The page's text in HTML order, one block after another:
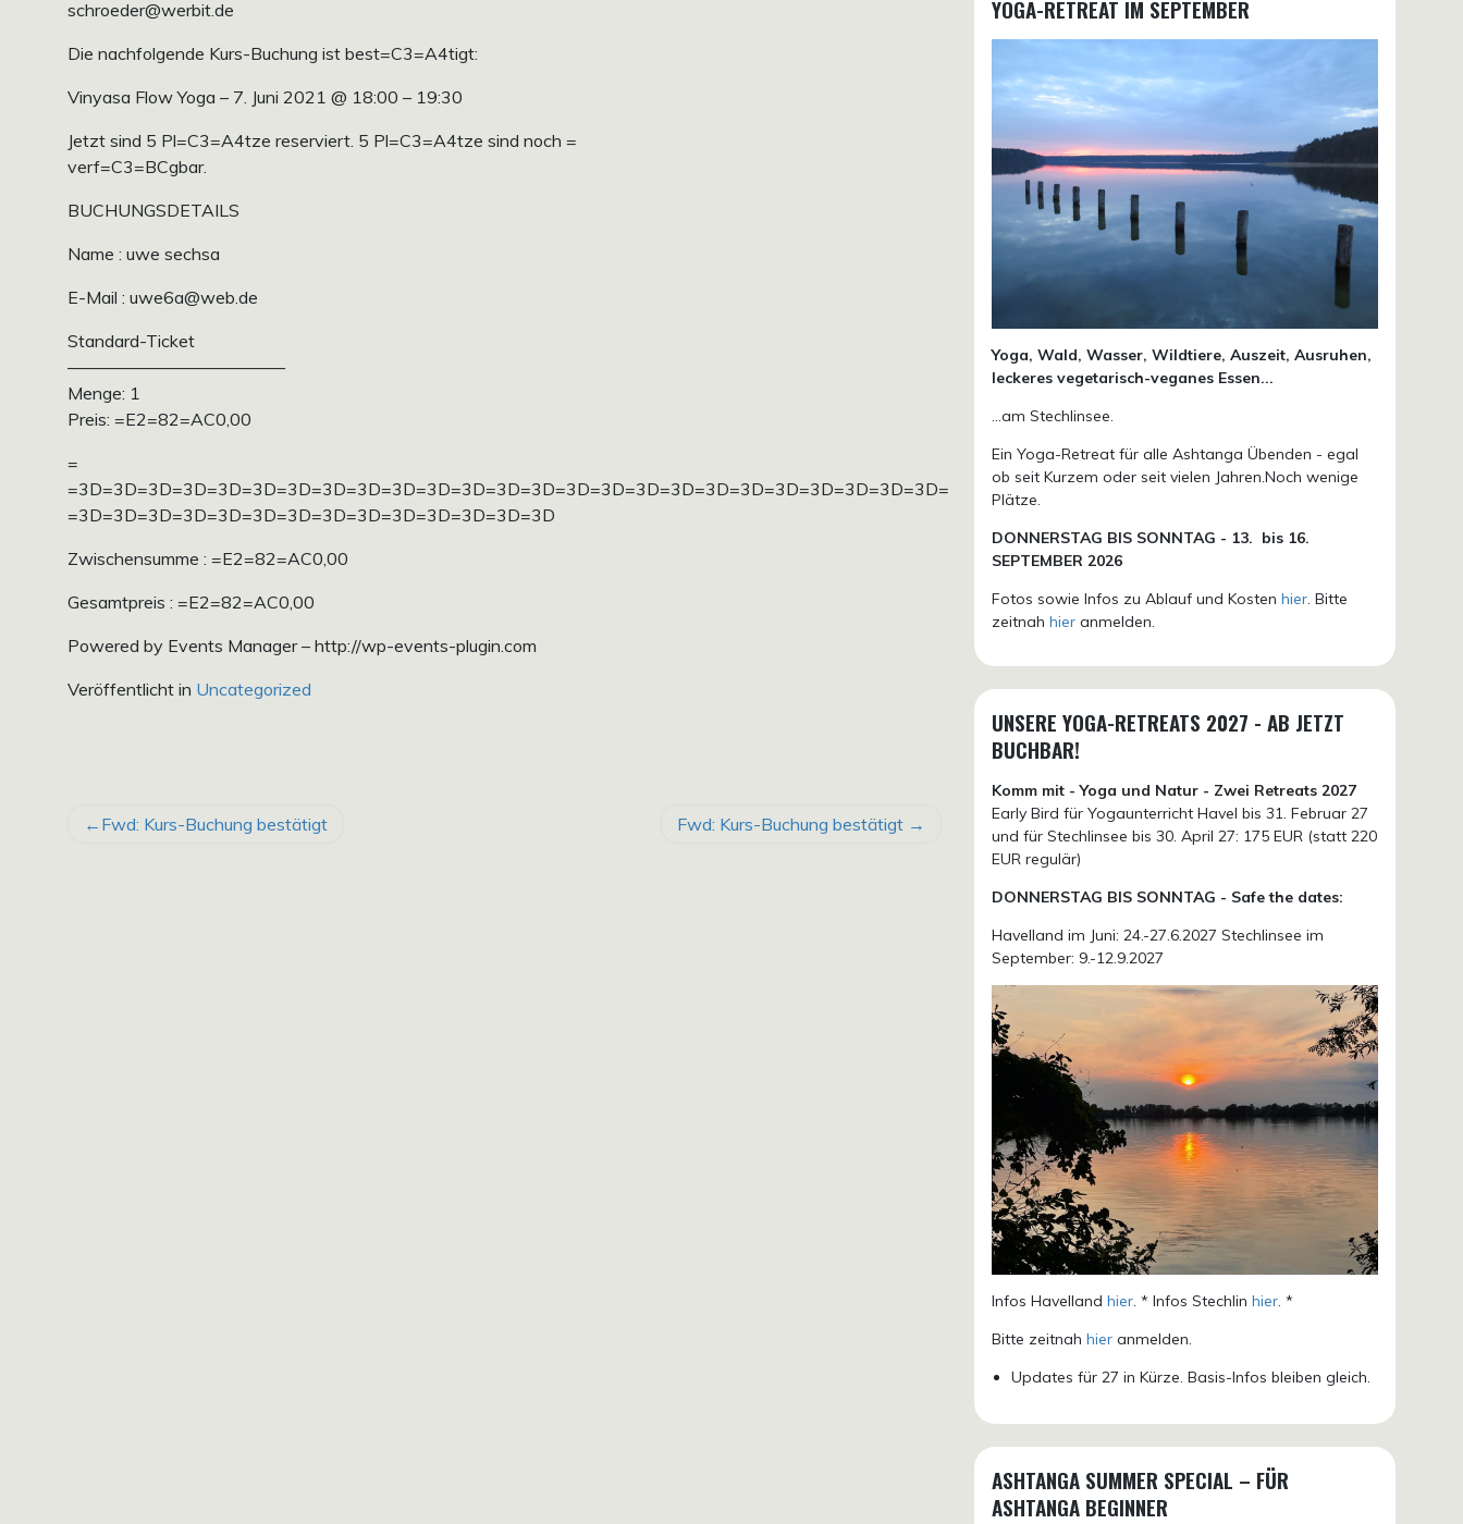
schroeder@werbit.de
Die nachfolgende Kurs-Buchung ist best=C3=A4tigt:
Vinyasa Flow Yoga – 7. Juni 2021 @ 18:00 – 19:30
Jetzt sind 5 Pl=C3=A4tze reserviert. 5 Pl=C3=A4tze sind noch =
verf=C3=BCgbar.
BUCHUNGSDETAILS
Name : uwe sechsa
E-Mail : uwe6a@web.de
Standard-Ticket
————————————–
Menge: 1
Preis: =E2=82=AC0,00
=
=3D=3D=3D=3D=3D=3D=3D=3D=3D=3D=3D=3D=3D=3D=3D=3D=3D=3D=3D=3D=3D=3D=3D=3D=3D=
=3D=3D=3D=3D=3D=3D=3D=3D=3D=3D=3D=3D=3D=3D
Zwischensumme : =E2=82=AC0,00
Gesamtpreis : =E2=82=AC0,00
Powered by Events Manager – http://wp-events-plugin.com
Veröffentlicht in Uncategorized
BEITRAGSNAVIGATION
Fwd: Kurs-Buchung bestätigt Fwd: Kurs-Buchung bestätigt
YOGA-RETREAT IM SEPTEMBER
Yoga, Wald, Wasser, Wildtiere, Auszeit, Ausruhen,
leckeres vegetarisch-veganes Essen...
...am Stechlinsee.
Ein Yoga-Retreat für alle Ashtanga Übenden - egal
ob seit Kurzem oder seit vielen Jahren.Noch wenige
Plätze.
DONNERSTAG BIS SONNTAG - 13. bis 16.
SEPTEMBER 2026
Fotos sowie Infos zu Ablauf und Kostenhier. Bitte
zeitnahhier anmelden.
UNSERE YOGA-RETREATS 2027 - AB JETZT
BUCHBAR!
Komm mit - Yoga und Natur - Zwei Retreats 2027
Early Bird für Yogaunterricht Havel bis 31. Februar 27
und für Stechlinsee bis 30. April 27: 175 EUR (statt 220
EUR regulär)
DONNERSTAG BIS SONNTAG - Safe the dates:
Havelland im Juni: 24.-27.6.2027 Stechlinsee im
September: 9.-12.9.2027
Infos Havellandhier. * Infos Stechlinhier. *
Bitte zeitnahhier anmelden.
Updates für 27 in Kürze. Basis-Infos bleiben gleich.
ASHTANGA SUMMER SPECIAL – FÜR
ASHTANGA BEGINNER